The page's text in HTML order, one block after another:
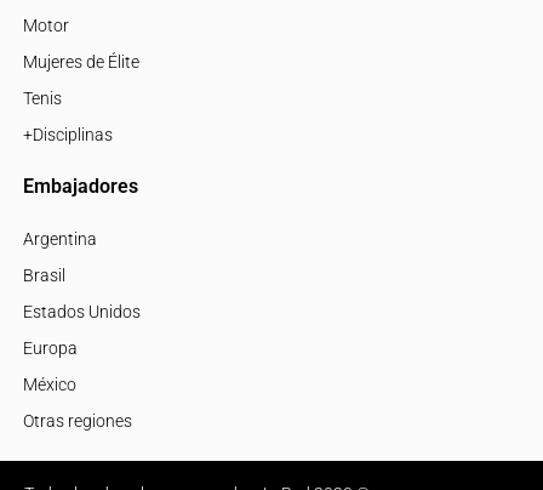
Motor
Mujeres de Élite
Tenis
+Disciplinas
Embajadores
Argentina
Brasil
Estados Unidos
Europa
México
Otras regiones